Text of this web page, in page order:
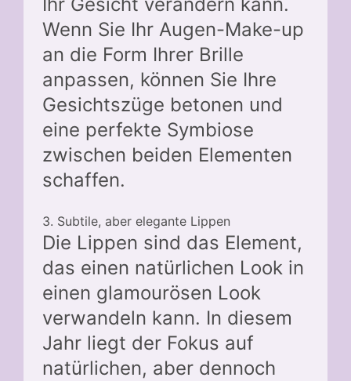
Ihr Gesicht verändern kann.
Wenn Sie Ihr Augen-Make-up
an die Form Ihrer Brille
anpassen, können Sie Ihre
Gesichtszüge betonen und
eine perfekte Symbiose
zwischen beiden Elementen
schaffen.
3. Subtile, aber elegante Lippen
Die Lippen sind das Element,
das einen natürlichen Look in
einen glamourösen Look
verwandeln kann. In diesem
Jahr liegt der Fokus auf
natürlichen, aber dennoch